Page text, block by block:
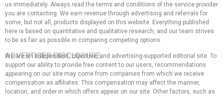
us immediately. Always read the terms and conditions of the service provider
you are contacting. We earn revenue through advertising and referrals for
some, but not all, products displayed on this website. Everything published
here is based on quantitative and qualitative research, and our team strives
to be as fair as possible in comparing competing options.
ADVERTISER DISCLOSURE:
We are an independent, objective, and advertising-supported editorial site. To
support our ability to provide free content to our users, recommendations
appearing on our site may come from companies from which we receive
compensation as affiliates. This compensation may affect the manner,
location, and order in which offers appear on our site. Other factors, such as